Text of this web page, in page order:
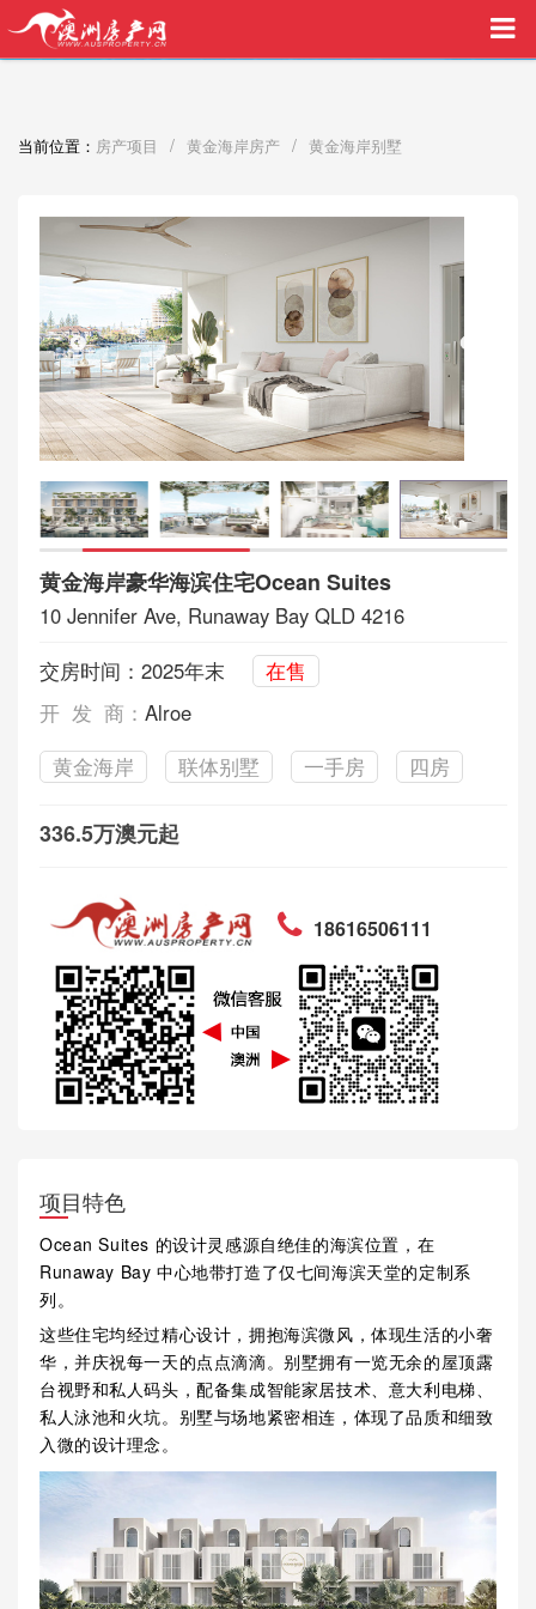
买家中介VIP服务，助您安心购房
当前位置： 房产项目 / 黄金海岸房产 / 黄金海岸别墅
黄金海岸豪华海滨住宅Ocean Suites
10 Jennifer Ave, Runaway Bay QLD 4216
交房时间：2025年末
在售
开 发 商： Alroe
黄金海岸
联体别墅 一手房 四房
336.5万澳元起
18616506111
项目特色
Ocean Suites 的设计灵感源自绝佳的海滨位置，在
Runaway Bay 中心地带打造了仅七间海滨天堂的定制系
列。
这些住宅均经过精心设计，拥抱海滨微风，体现生活的小奢
华，并庆祝每一天的点点滴滴。别墅拥有一览无余的屋顶露
台视野和私人码头，配备集成智能家居技术、意大利电梯、
私人泳池和火坑。别墅与场地紧密相连，体现了品质和细致
入微的设计理念。